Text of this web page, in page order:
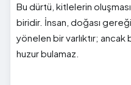
Bu dürtü, kitlelerin
biridir. İnsan, doğası gereği
yönelen bir varlıktır;
huzur bulamaz.